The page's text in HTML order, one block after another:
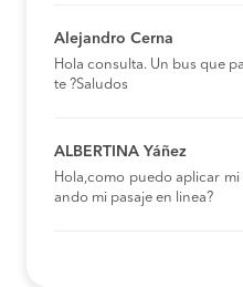
Alejandro Cerna
Hola consulta. Un bus que
te ?Saludos
ALBERTINA Yáñez
Hola,como puedo aplicar
ando mi pasaje en linea?